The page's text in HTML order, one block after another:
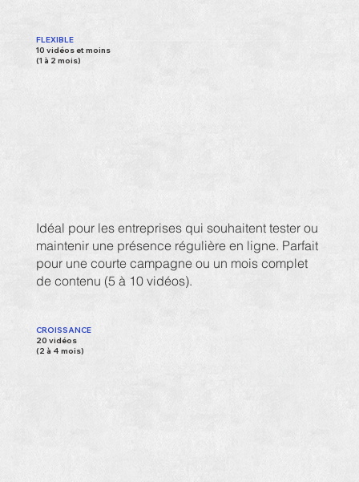
FLEXIBLE
10 vidéos et moins
(1 à 2 mois)
Idéal pour les entreprises qui souhaitent tester ou
maintenir une présence régulière en ligne. Parfait
pour une courte campagne ou un mois complet
de contenu (5 à 10 vidéos).
CROISSANCE
20 vidéos
(2 à 4 mois)